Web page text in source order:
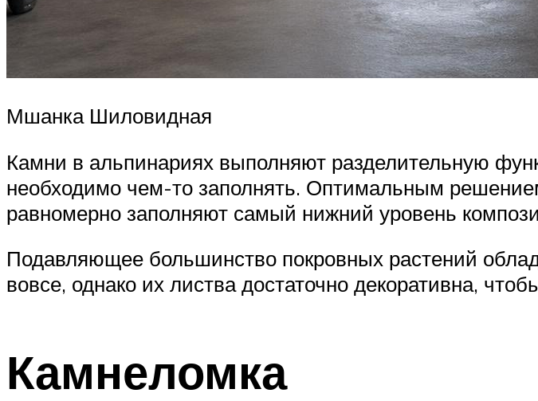
Мшанка Шиловидная
Камни в альпинариях выполняют разделительную
необходимо чем-то заполнять. Оптимальным
равномерно заполняют самый нижний уровень
Подавляющее большинство покровных растений
вовсе, однако их листва достаточно декоративна,
Камнеломка